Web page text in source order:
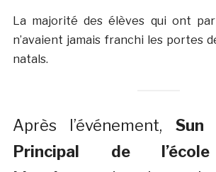
La majorité des élèves qui ont
n’avaient jamais franchi les portes
natals.
Après l’événement, Sun
Principal de